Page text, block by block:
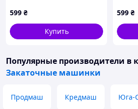
KM4593C101
599 ₴
Купить
599 ₴
Популярные производители в
Закаточные машинки
Продмаш Кредмаш Юга-